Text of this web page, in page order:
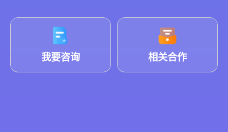
我要咨询 相关合作